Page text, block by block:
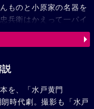
ものと小原家の名器を
兵衛はかえって一パイ
ンチキ大砲を売りこん
角任ぜられた目付役の
兵衛の二人が思わぬ告
を近づけぬようにした
世大和守と通じて、信
説
を、「水戸黄門
時代劇。撮影も「水戸